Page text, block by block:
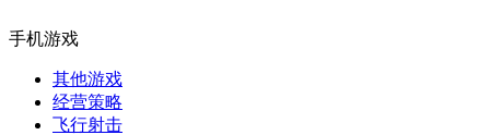
手机游戏
其他游戏
经营策略
飞行射击